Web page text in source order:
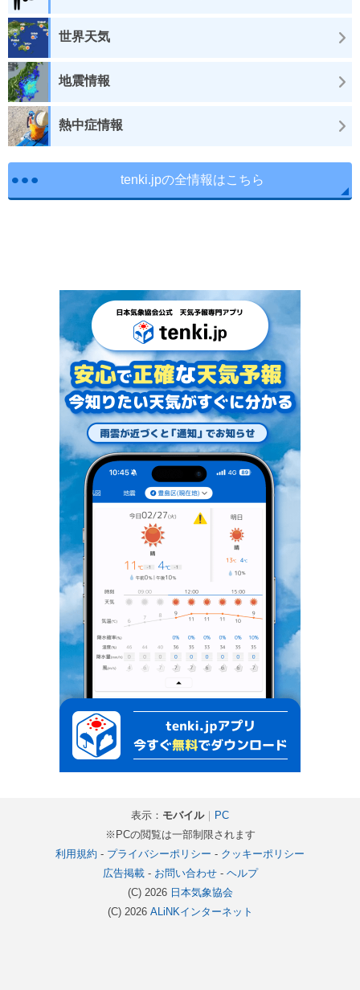
世界天気
地震情報
熱中症情報
tenki.jpの全情報はこちら
表示： モバイル｜
PC
※PCの閲覧は一部制限されます
利用規約 - プライバシーポリシー - クッキーポリシー
広告掲載- お問い合わせ- ヘルプ
(C) 2026 日本気象協会
(C) 2026 ALiNKインターネット